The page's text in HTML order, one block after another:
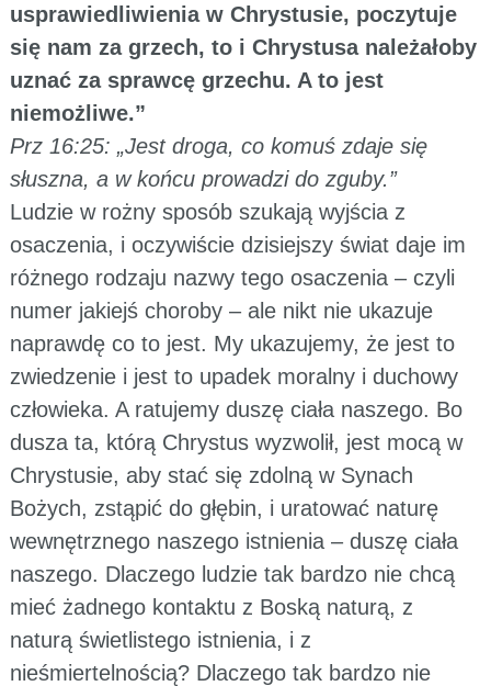
usprawiedliwienia w Chrystusie, poczytuje
się nam za grzech, to i Chrystusa należałoby
uznać za sprawcę grzechu. A to jest
niemożliwe.”
Prz 16:25: „Jest droga, co komuś zdaje się
słuszna, a w końcu prowadzi do zguby.”
Ludzie w rożny sposób szukają wyjścia z
osaczenia, i oczywiście dzisiejszy świat daje im
różnego rodzaju nazwy tego osaczenia – czyli
numer jakiejś choroby – ale nikt nie ukazuje
naprawdę co to jest. My ukazujemy, że jest to
zwiedzenie i jest to upadek moralny i duchowy
człowieka. A ratujemy duszę ciała naszego. Bo
dusza ta, którą Chrystus wyzwolił, jest mocą w
Chrystusie, aby stać się zdolną w Synach
Bożych, zstąpić do głębin, i uratować naturę
wewnętrznego naszego istnienia – duszę ciała
naszego. Dlaczego ludzie tak bardzo nie chcą
mieć żadnego kontaktu z Boską naturą, z
naturą świetlistego istnienia, i z
nieśmiertelnością? Dlaczego tak bardzo nie